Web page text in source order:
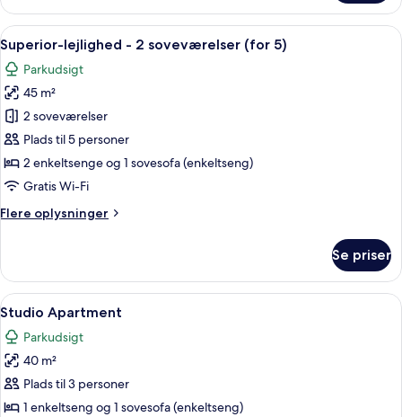
lejlighed
(for
4)
Indlæs
alle
billeder
af
Superior-
lejlighed
-
2
(for
Et hotelværelse med to senge, et
6
Superior-lejlighed - 2 soveværelser (for 5)
Parkudsigt
45 m²
2 soveværelser
Plads til 5 personer
2 enkeltsenge og 1 sovesofa (enkeltseng)
Gratis Wi-Fi
Flere oplysninger
Flere
lejlighed
2
soveværelser
(for
5)
Se priser
Indlæs
alle
billeder
af
Studio
Apartment
Et hotelværelse med en stor seng,
5
Studio Apartment
Parkudsigt
40 m²
Plads til 3 personer
1 enkeltseng og 1 sovesofa (enkeltseng)